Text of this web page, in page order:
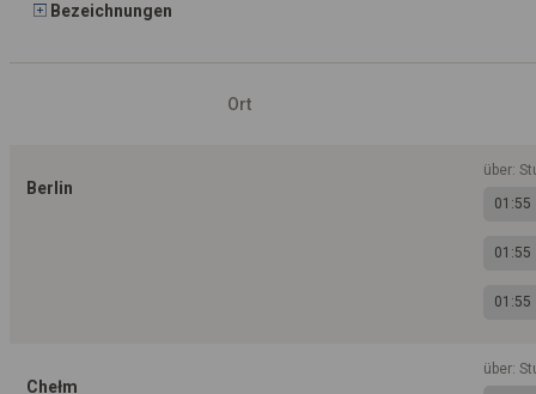
Bezeichnungen
Ort
Berlin
über:
01:55
01:55
01:55
Chełm
über: